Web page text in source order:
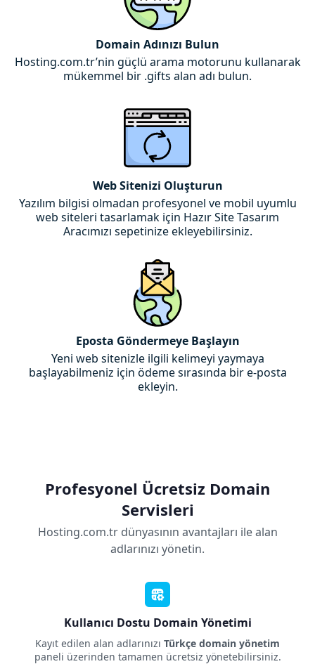
Domain Adınızı Bulun
Hosting.com.tr’nin güçlü arama motorunu kullanarak
mükemmel bir .gifts alan adı bulun.
Web Sitenizi Oluşturun
Yazılım bilgisi olmadan profesyonel ve mobil uyumlu
web siteleri tasarlamak için Hazır Site Tasarım
Aracımızı sepetinize ekleyebilirsiniz.
Eposta Göndermeye Başlayın
Yeni web sitenizle ilgili kelimeyi yaymaya
başlayabilmeniz için ödeme sırasında bir e-posta
ekleyin.
Profesyonel Ücretsiz Domain
Servisleri
Hosting.com.tr dünyasının avantajları ile alan
adlarınızı yönetin.
Kullanıcı Dostu Domain Yönetimi
Kayıt edilen alan adlarınızı Türkçe domain yönetim
paneli üzerinden tamamen ücretsiz yönetebilirsiniz.